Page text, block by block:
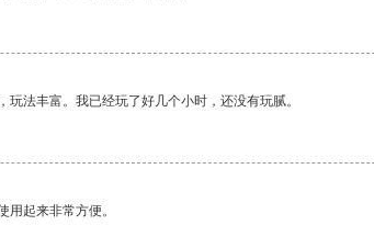
玩法丰富。我已经玩了好几个小时，还没有玩腻。
用起来非常方便。